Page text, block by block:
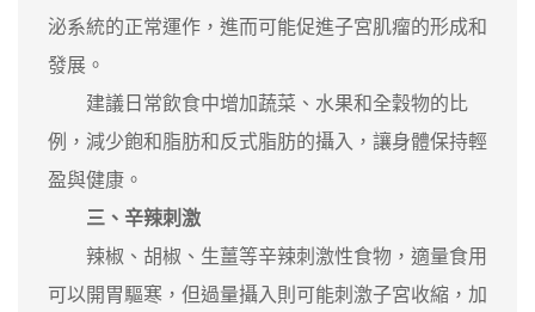
泌系統的正常運作，進而可能促進子宮肌瘤的形成和
發展。
建議日常飲食中增加蔬菜、水果和全穀物的比
例，減少飽和脂肪和反式脂肪的攝入，讓身體保持輕
盈與健康。
三、辛辣刺激
辣椒、胡椒、生薑等辛辣刺激性食物，適量食用
可以開胃驅寒，但過量攝入則可能刺激子宮收縮，加